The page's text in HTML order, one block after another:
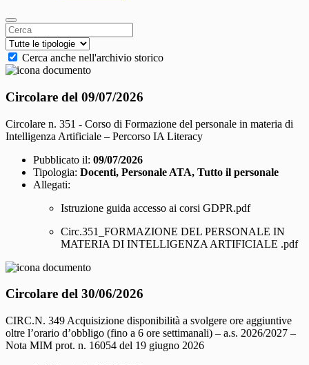
Cerca anche nell'archivio storico
Circolare del 09/07/2026
Circolare n. 351 - Corso di Formazione del personale in materia di
Intelligenza Artificiale – Percorso IA Literacy
Pubblicato il: 09/07/2026
Tipologia: Docenti, Personale ATA, Tutto il personale
Allegati:
Istruzione guida accesso ai corsi GDPR.pdf
Circ.351_FORMAZIONE DEL PERSONALE IN
MATERIA DI INTELLIGENZA ARTIFICIALE .pdf
Circolare del 30/06/2026
CIRC.N. 349 Acquisizione disponibilità a svolgere ore aggiuntive
oltre l’orario d’obbligo (fino a 6 ore settimanali) – a.s. 2026/2027 –
Nota MIM prot. n. 16054 del 19 giugno 2026